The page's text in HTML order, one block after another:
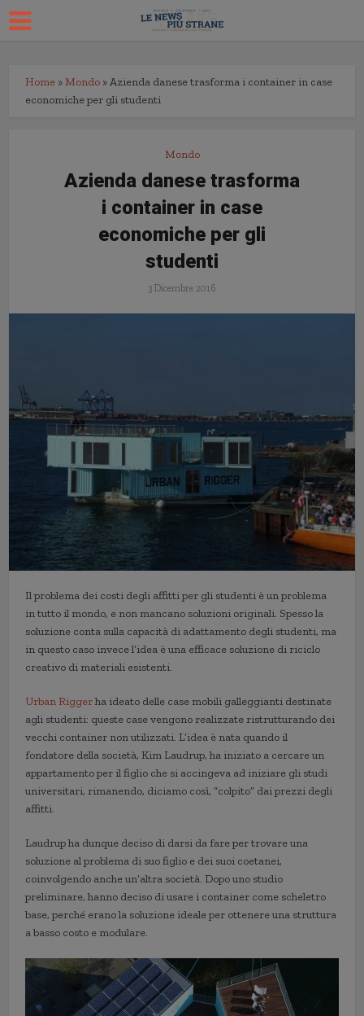
Home » Mondo »Azienda danese trasforma i container in case
economiche per gli studenti
Mondo
Azienda danese trasforma
i container in case
economiche per gli
studenti
3 Dicembre 2016
Il problema dei costi degli affitti per gli studenti è un problema
in tutto il mondo, e non mancano soluzioni originali. Spesso la
soluzione conta sulla capacità di adattamento degli studenti, ma
in questo caso invece l’idea è una efficace soluzione di riciclo
creativo di materiali esistenti.
Urban Riggerha ideato delle case mobili galleggianti destinate
agli studenti: queste case vengono realizzate ristrutturando dei
vecchi container non utilizzati. L’idea è nata quando il
fondatore della società, Kim Laudrup, ha iniziato a cercare un
appartamento per il figlio che si accingeva ad iniziare gli studi
universitari, rimanendo, diciamo così, “colpito” dai prezzi degli
affitti.
Laudrup ha dunque deciso di darsi da fare per trovare una
soluzione al problema di suo figlio e dei suoi coetanei,
coinvolgendo anche un’altra società. Dopo uno studio
preliminare, hanno deciso di usare i container come scheletro
base, perché erano la soluzione ideale per ottenere una struttura
a basso costo e modulare.